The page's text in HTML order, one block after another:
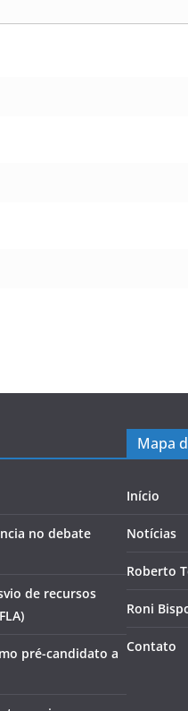
no debate
de recursos
pré-candidato a
Mapa
Início
Notícias
Roberto
Roni
Contato